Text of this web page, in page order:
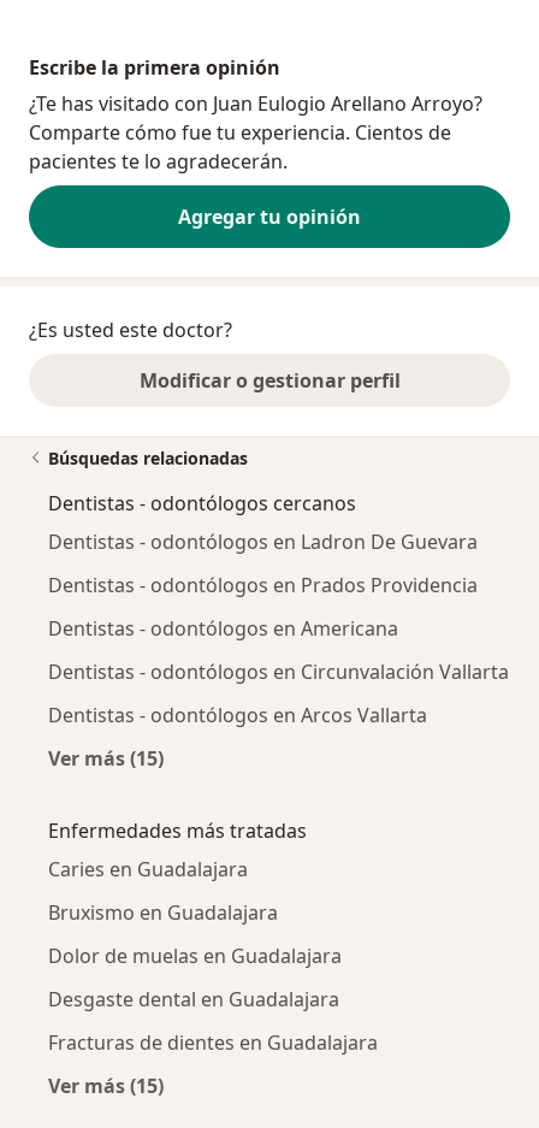
Escribe la primera opinión
¿Te has visitado con Juan Eulogio Arellano Arroyo?
Comparte cómo fue tu experiencia. Cientos de
pacientes te lo agradecerán.
Agregar tu opinión
¿Es usted este doctor?
Modificar o gestionar perfil
Búsquedas relacionadas
Dentistas - odontólogos cercanos
Dentistas - odontólogos en Ladron De Guevara
Dentistas - odontólogos en Prados Providencia
Dentistas - odontólogos en Americana
Dentistas - odontólogos en Circunvalación Vallarta
Dentistas - odontólogos en Arcos Vallarta
Ver más (15)
Enfermedades más tratadas
Caries en Guadalajara
Bruxismo en Guadalajara
Dolor de muelas en Guadalajara
Desgaste dental en Guadalajara
Fracturas de dientes en Guadalajara
Ver más (15)